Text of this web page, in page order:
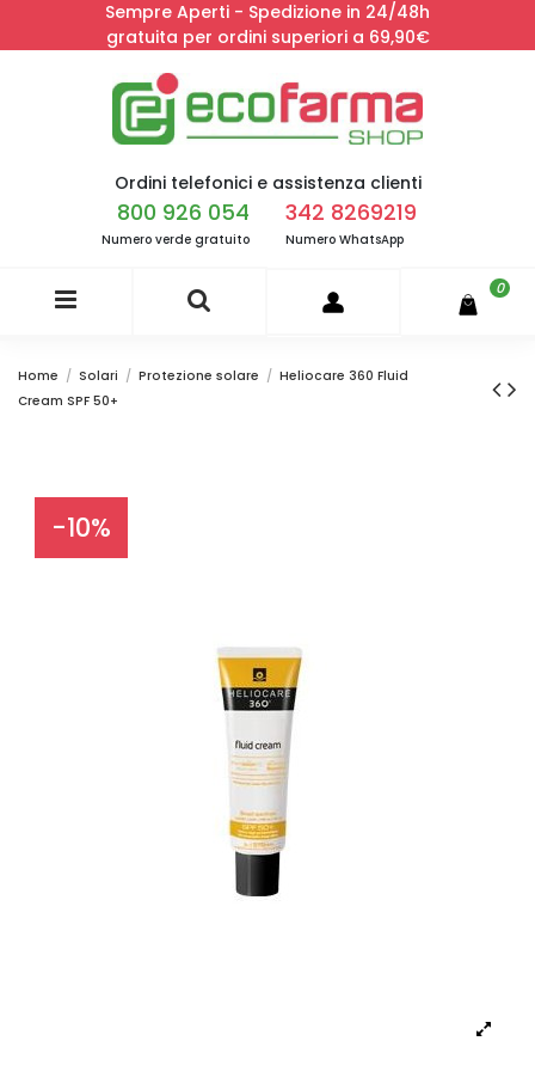
Sempre Aperti - Spedizione in 24/48h
gratuita per ordini superiori a 69,90€
Ordini telefonici e assistenza clienti
800 926 054
Numero verde gratuito
342 8269219
Numero WhatsApp
0
Home Solari Protezione solare
Heliocare 360 Fluid
Cream SPF 50+
-10%